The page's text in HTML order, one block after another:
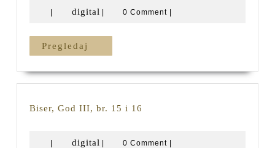
za
br.
| digital digital
| 0 Comment |
Pregledaj
Biser, God III, br. 15 i 16
digital digital0 Comment